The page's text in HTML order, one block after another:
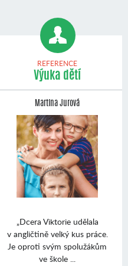
REFERENCE
Výuka dětí
Martina Jurová
„Dcera Viktorie udělala
v angličtině velký kus práce.
Je oproti svým spolužákům
ve škole ...